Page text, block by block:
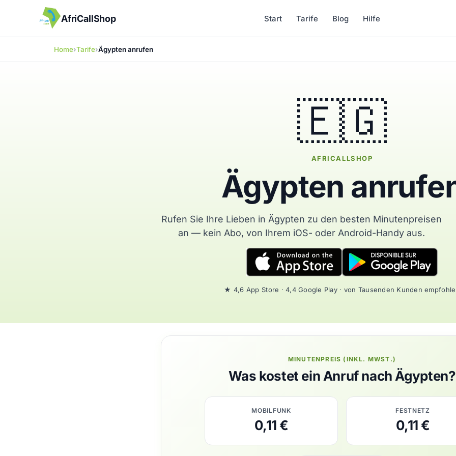
AfriCallShop Start Tarife Blog Hilfe
Home Tarife Ägypten anrufen
🇪🇬
AFRICALLSHOP
Ägypten
Rufen Sie Ihre Lieben in Ägypten zu den besten Minutenpreisen
an — kein Abo, von Ihrem iOS- oder Android-Handy aus.
★ 4,6 App Store · 4,4 Google Play · von Tausenden Kunden
MINUTENPREIS (INKL. MWST.)
Was kostet ein Anruf nach Ägypten?
MOBILFUNK
0,11 €
FESTNETZ
0,11 €